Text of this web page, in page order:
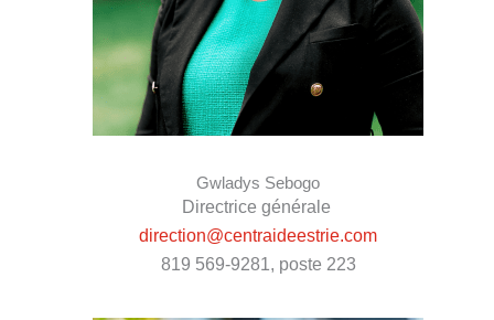
Gwladys Sebogo
Directrice générale
direction@centraideestrie.com
819 569-9281, poste 223